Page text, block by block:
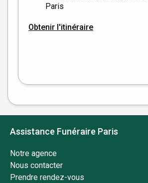
Paris
Obtenir l'itinéraire
Assistance Funéraire Paris
Notre agence
Nous contacter
Prendre rendez-vous